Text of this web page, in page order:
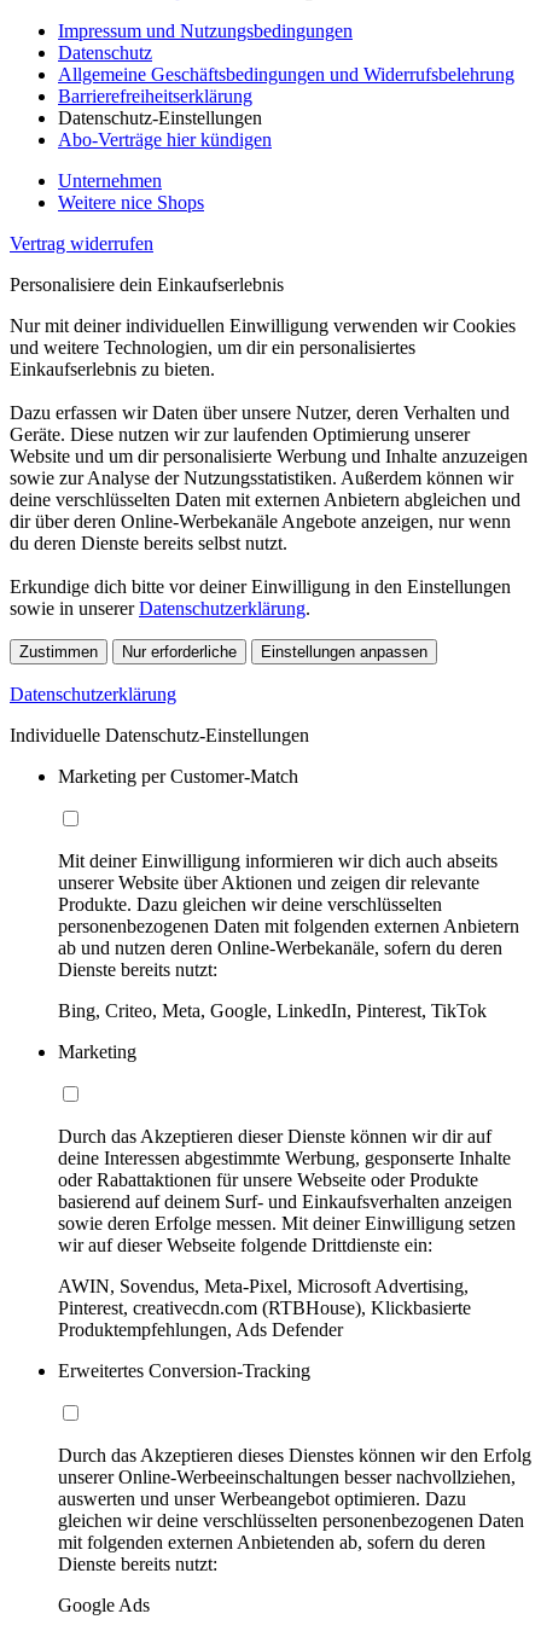
Impressum und Nutzungsbedingungen
Datenschutz
Allgemeine Geschäftsbedingungen und Widerrufsbelehrung
Barrierefreiheitserklärung
Datenschutz-Einstellungen
Abo-Verträge hier kündigen
Unternehmen
Weitere nice Shops
Vertrag widerrufen
Personalisiere dein Einkaufserlebnis
Nur mit deiner individuellen Einwilligung verwenden wir Cookies
und weitere Technologien, um dir ein personalisiertes
Einkaufserlebnis zu bieten.
Dazu erfassen wir Daten über unsere Nutzer, deren Verhalten und
Geräte. Diese nutzen wir zur laufenden Optimierung unserer
Website und um dir personalisierte Werbung und Inhalte anzuzeigen
sowie zur Analyse der Nutzungsstatistiken. Außerdem können wir
deine verschlüsselten Daten mit externen Anbietern abgleichen und
dir über deren Online-Werbekanäle Angebote anzeigen, nur wenn
du deren Dienste bereits selbst nutzt.
Erkundige dich bitte vor deiner Einwilligung in den Einstellungen
sowie in unsererDatenschutzerklärung.
Zustimmen Nur erforderliche Einstellungen anpassen
Datenschutzerklärung
Individuelle Datenschutz-Einstellungen
Marketing per Customer-Match
Mit deiner Einwilligung informieren wir dich auch abseits
unserer Website über Aktionen und zeigen dir relevante
Produkte. Dazu gleichen wir deine verschlüsselten
personenbezogenen Daten mit folgenden externen Anbietern
ab und nutzen deren Online-Werbekanäle, sofern du deren
Dienste bereits nutzt:
Bing, Criteo, Meta, Google, LinkedIn, Pinterest, TikTok
Marketing
Durch das Akzeptieren dieser Dienste können wir dir auf
deine Interessen abgestimmte Werbung, gesponserte Inhalte
oder Rabattaktionen für unsere Webseite oder Produkte
basierend auf deinem Surf- und Einkaufsverhalten anzeigen
sowie deren Erfolge messen. Mit deiner Einwilligung setzen
wir auf dieser Webseite folgende Drittdienste ein:
AWIN, Sovendus, Meta-Pixel, Microsoft Advertising,
Pinterest, creativecdn.com (RTBHouse), Klickbasierte
Produktempfehlungen, Ads Defender
Erweitertes Conversion-Tracking
Durch das Akzeptieren dieses Dienstes können wir den Erfolg
unserer Online-Werbeeinschaltungen besser nachvollziehen,
auswerten und unser Werbeangebot optimieren. Dazu
gleichen wir deine verschlüsselten personenbezogenen Daten
mit folgenden externen Anbietenden ab, sofern du deren
Dienste bereits nutzt:
Google Ads